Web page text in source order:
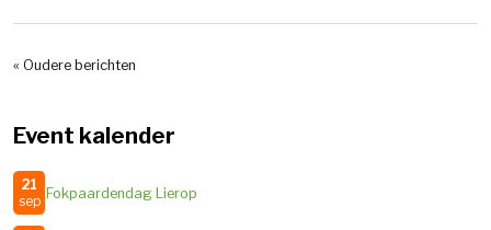
« Oudere berichten
Event kalender
21
sep Fokpaardendag Lierop